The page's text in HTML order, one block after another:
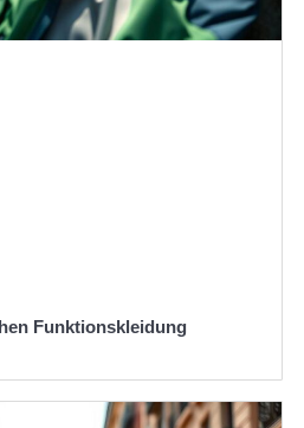
Funktionskleidung